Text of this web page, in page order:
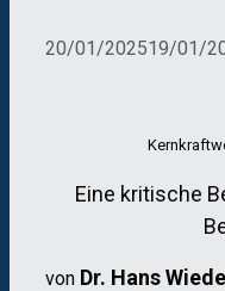
20/01/202519/01/
Eine kritische
von Dr. Hans